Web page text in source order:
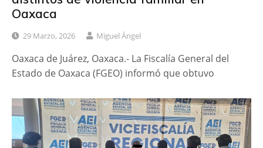
Oaxaca
29 Marzo, 2026 Miguel Ángel
Oaxaca de Juárez, Oaxaca.- La Fiscalía General del
Estado de Oaxaca (FGEO) informó que obtuvo